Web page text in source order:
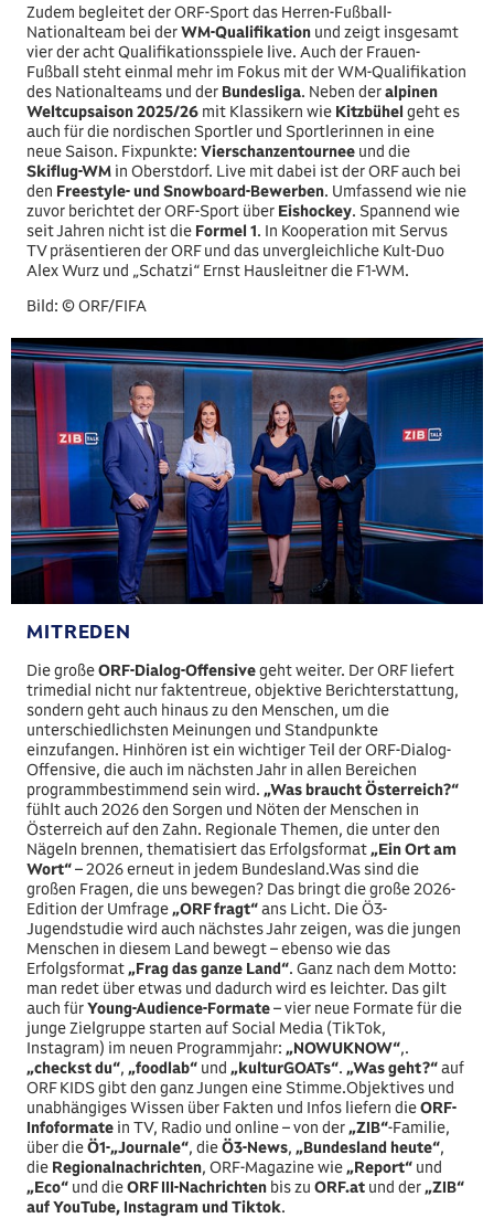
Zudem begleitet der ORF-Sport das Herren-Fußball-
Nationalteam bei derWM-Qualifikation und zeigt insgesamt
vier der acht Qualifikationsspiele live. Auch der Frauen-
Fußball steht einmal mehr im Fokus mit der WM-Qualifikation
des Nationalteams und der Bundesliga. Neben deralpinen
Weltcupsaison 2025/26 mit Klassikern wie Kitzbühel geht es
auch für die nordischen Sportler und Sportlerinnen in eine
neue Saison. Fixpunkte:Vierschanzentournee und die
Skiflug-WM in Oberstdorf. Live mit dabei ist der ORF auch bei
den Freestyle- und Snowboard-Bewerben. Umfassend wie nie
zuvor berichtet der ORF-Sport über Eishockey. Spannend wie
seit Jahren nicht ist die Formel 1. In Kooperation mit Servus
TV präsentieren der ORF und das unvergleichliche Kult-Duo
Alex Wurz und „Schatzi“ Ernst Hausleitner die F1-WM.
Bild: © ORF/FIFA
MITREDEN
Die großeORF-Dialog-Offensivegeht weiter. Der ORF liefert
trimedial nicht nur faktentreue, objektive Berichterstattung,
sondern geht auch hinaus zu den Menschen, um die
unterschiedlichsten Meinungen und Standpunkte
einzufangen. Hinhören ist ein wichtiger Teil der ORF-Dialog-
Offensive, die auch im nächsten Jahr in allen Bereichen
programmbestimmend sein wird.„Was braucht Österreich?“
fühlt auch 2026 den Sorgen und Nöten der Menschen in
Österreich auf den Zahn. Regionale Themen, die unter den
Nägeln brennen, thematisiert das Erfolgsformat„Ein Ort am
Wort“– 2026 erneut in jedem Bundesland.Was sind die
großen Fragen, die uns bewegen? Das bringt die große 2026-
Edition der Umfrage„ORF fragt“ans Licht. Die Ö3-
Jugendstudie wird auch nächstes Jahr zeigen, was die jungen
Menschen in diesem Land bewegt – ebenso wie das
Erfolgsformat„Frag das ganze Land“. Ganz nach dem Motto:
man redet über etwas und dadurch wird es leichter. Das gilt
auch fürYoung-Audience-Formate– vier neue Formate für die
junge Zielgruppe starten auf Social Media (TikTok,
Instagram) im neuen Programmjahr:„NOWUKNOW“,.
„checkst du“,„foodlab“ und„kulturGOATs“.„Was geht?“auf
ORF KIDS gibt den ganz Jungen eine Stimme.Objektives und
unabhängiges Wissen über Fakten und Infos liefern dieORF-
Infoformate in TV, Radio und online – von der„ZIB“-Familie,
über dieÖ1-„Journale“, dieÖ3-News,„Bundesland heute“,
die Regionalnachrichten, ORF-Magazine wie„Report“ und
„Eco“ und dieORF III-Nachrichten bis zuORF.at und der„ZIB“
auf YouTube, Instagram und Tiktok.